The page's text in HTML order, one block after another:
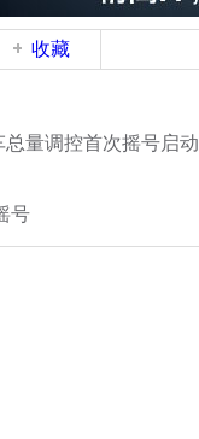
收藏
量调控首次摇号启动
号